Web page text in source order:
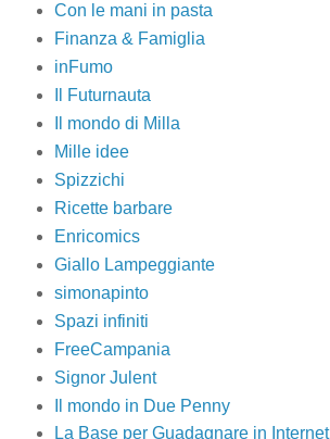
Con le mani in pasta
Finanza & Famiglia
inFumo
Il Futurnauta
Il mondo di Milla
Mille idee
Spizzichi
Ricette barbare
Enricomics
Giallo Lampeggiante
simonapinto
Spazi infiniti
FreeCampania
Signor Julent
Il mondo in Due Penny
La Base per Guadagnare in Internet